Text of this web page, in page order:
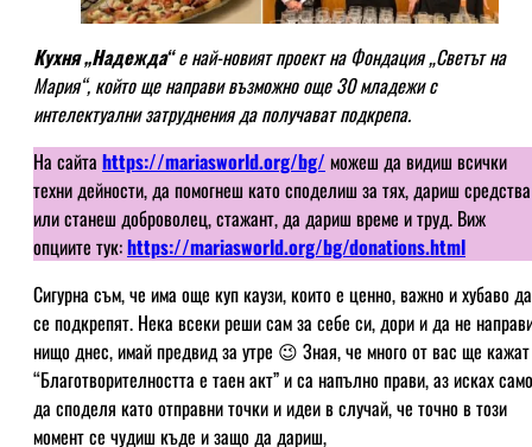
Кухня „Надежда“е най-новият проект на Фондация „Светът на
Мария“, който ще направи възможно още 30 младежи с
интелектуални затруднения да получават подкрепа.
На сайта https://mariasworld.org/bg/ можеш да видиш всички
техни дейности, да помогнеш като споделиш за тях, дариш средства
или станеш доброволец, стажант, да дариш време и труд. Виж
опциите тук:https://mariasworld.org/bg/donations.html
Сигурна съм, че има още куп каузи, които е ценно, важно и хубаво да
се подкрепят. Нека всеки реши сам за себе си, дори и да не
нищо днес, имай предвид за утре 😉 Зная, че много от вас ще кажат
“Благотворителността е таен акт” и са напълно прави, аз исках само
да споделя като отправни точки и идеи в случай, че точно в този
момент се чудиш къде и защо да дариш,